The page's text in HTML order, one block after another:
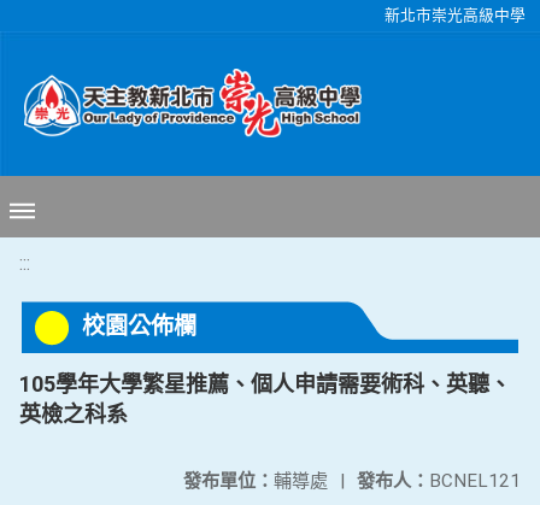
新北市崇光高級中學
:::
校園公佈欄
105學年大學繁星推薦、個人申請需要術科、英聽、
英檢之科系
發布人： BCNEL121
發布單位： 輔導處 |